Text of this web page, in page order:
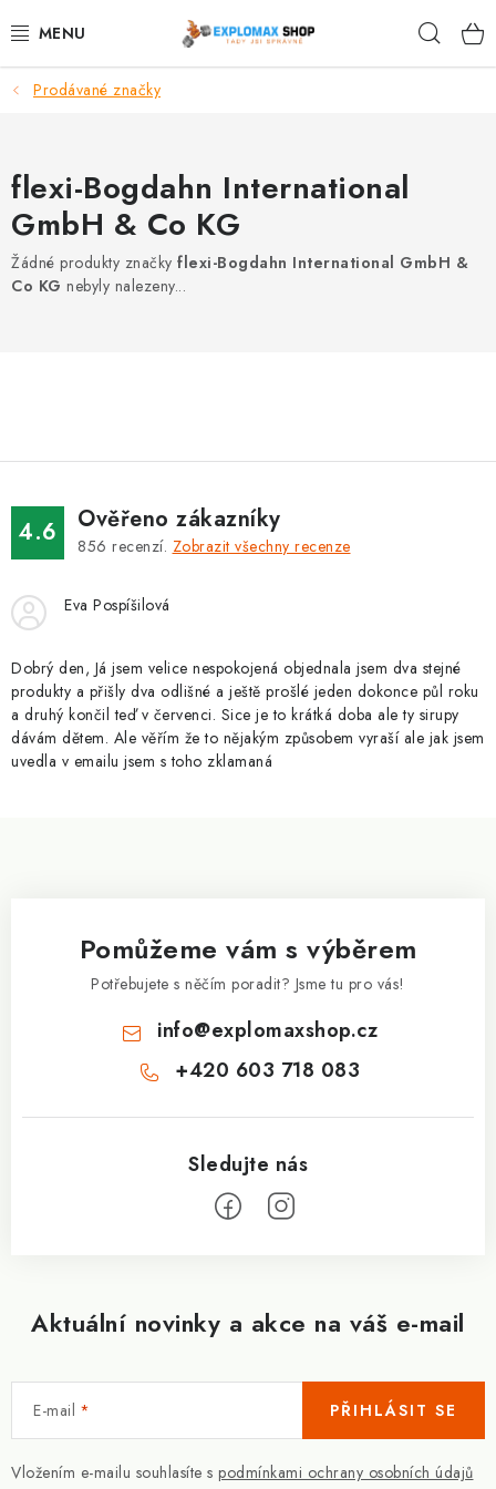
na
%AKCE
SPORTOVNÍ VÝŽIVA
ZDRAVÉ POTRAVINY
Kontakty Slovník pojmů
Obchodní podmínky
Podmínky ochrany osobních údajů
Slevový systém
Prodávané značky
flexi-Bogdahn International
GmbH & Co KG
Žádné produkty značky flexi-Bogdahn International GmbH &
Co KG nebyly nalezeny...
4.6 Ověřeno zákazníky
856 recenzí. Zobrazit všechny recenze
Eva Pospíšilová
Dobrý den, Já jsem velice nespokojená objednala jsem dva stejné
produkty a přišly dva odlišné a ještě prošlé jeden dokonce půl roku
a druhý končil teď v červenci. Sice je to krátká doba ale ty sirupy
dávám dětem. Ale věřím že to nějakým způsobem vyraší ale jak jsem
uvedla v emailu jsem s toho zklamaná
Aktuální novinky a akce na váš e-mail
E-mail
Vložením e-mailu souhlasíte s podmínkami ochrany osobních údajů
PŘIHLÁSIT SE
Pomůžeme vám s výběrem
Potřebujete s něčím poradit? Jsme tu pro vás!
info@explomaxshop.cz
+420 603 718 083